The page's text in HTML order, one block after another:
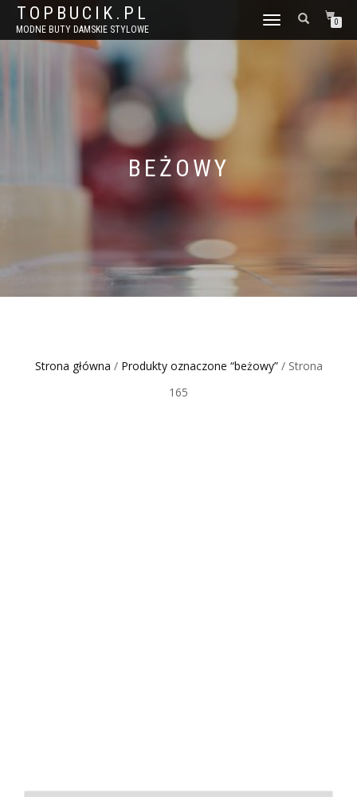
TOPBUCIK.PL
MODNE BUTY DAMSKIE STYLOWE
WŁĄCZ
NAWIGACJĘ
0
BEŻOWY
Strona główna / Produkty oznaczone “beżowy”/ Strona
165